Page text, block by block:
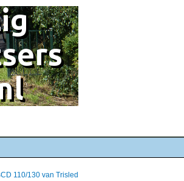
110/130 van Trisled